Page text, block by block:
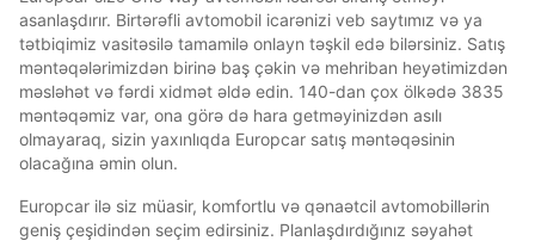
asanlaşdırır. Birtərəfli avtomobil icarənizi veb saytımız və ya
tətbiqimiz vasitəsilə tamamilə onlayn təşkil edə bilərsiniz. Satış
məntəqələrimizdən birinə baş çəkin və mehriban heyətimizdən
məsləhət və fərdi xidmət əldə edin. 140-dan çox ölkədə 3835
məntəqəmiz var, ona görə də hara getməyinizdən asılı
olmayaraq, sizin yaxınlıqda Europcar satış məntəqəsinin
olacağına əmin olun.
Europcar ilə siz müasir, komfortlu və qənaətcil avtomobillərin
geniş çeşidindən seçim edirsiniz. Planlaşdırdığınız səyahət